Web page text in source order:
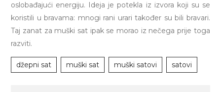
oslobađajući energiju. Ideja je potekla iz izvora koji su se
koristili u bravama: mnogi rani urari također su bili bravari.
Taj zanat za muški sat ipak se morao iz nečega prije toga
razviti.
džepni sat muški sat muški satovi satovi